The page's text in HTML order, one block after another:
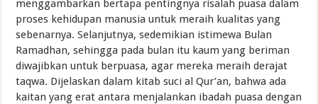
menggambarkan bertapa pentingnya risalah puasa dalam
proses kehidupan manusia untuk meraih kualitas yang
sebenarnya. Selanjutnya, sedemikian istimewa Bulan
Ramadhan, sehingga pada bulan itu kaum yang beriman
diwajibkan untuk berpuasa, agar mereka meraih derajat
taqwa. Dijelaskan dalam kitab suci al Qur’an, bahwa ada
kaitan yang erat antara menjalankan ibadah puasa dengan